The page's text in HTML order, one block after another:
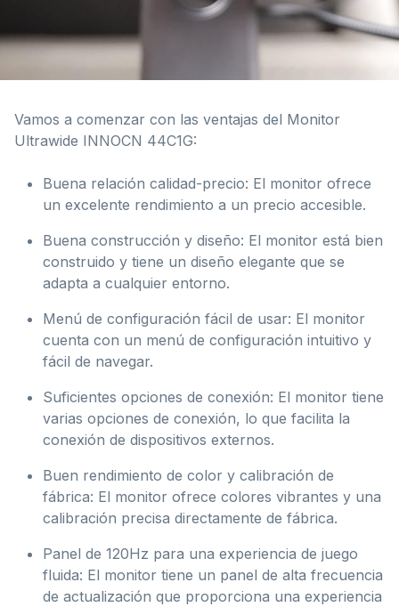
Vamos a comenzar con las ventajas del Monitor
Ultrawide INNOCN 44C1G:
Buena relación calidad-precio: El monitor ofrece
un excelente rendimiento a un precio accesible.
Buena construcción y diseño: El monitor está bien
construido y tiene un diseño elegante que se
adapta a cualquier entorno.
Menú de configuración fácil de usar: El monitor
cuenta con un menú de configuración intuitivo y
fácil de navegar.
Suficientes opciones de conexión: El monitor tiene
varias opciones de conexión, lo que facilita la
conexión de dispositivos externos.
Buen rendimiento de color y calibración de
fábrica: El monitor ofrece colores vibrantes y una
calibración precisa directamente de fábrica.
Panel de 120Hz para una experiencia de juego
fluida: El monitor tiene un panel de alta frecuencia
de actualización que proporciona una experiencia